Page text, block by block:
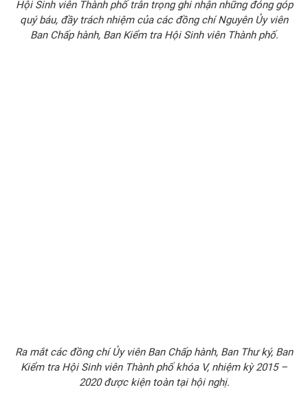
Hội Sinh viên Thành phố trân trọng ghi nhận những đóng góp
quý báu, đầy trách nhiệm của các đồng chí Nguyên Ủy viên
Ban Chấp hành, Ban Kiểm tra Hội Sinh viên Thành phố.
Ra mắt các đồng chí Ủy viên Ban Chấp hành, Ban Thư ký, Ban
Kiểm tra Hội Sinh viên Thành phố khóa V, nhiệm kỳ 2015 –
2020 được kiện toàn tại hội nghị.